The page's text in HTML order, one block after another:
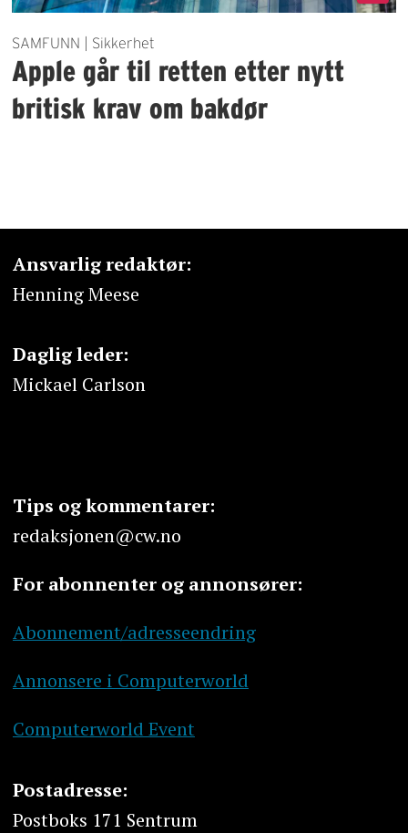
SAMFUNN | Sikkerhet
Apple går til retten etter nytt
britisk krav om bakdør
Ansvarlig redaktør:
Henning Meese
Daglig leder:
Mickael Carlson
Tips og kommentarer:
redaksjonen@cw.no
For abonnenter og annonsører:
Abonnement/adresseendring
Annonsere i Computerworld
Computerworld Event
Postadresse:
Postboks 171 Sentrum